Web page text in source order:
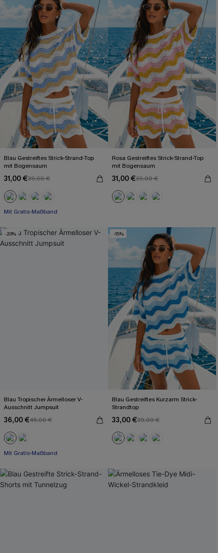
Blau Gestreiftes Strick-Strand-Top
mit Bogensaum
31,00 €39,00 €
Mit Gratis-Maßband
Rosa Gestreiftes Strick-Strand-Top
mit Bogensaum
31,00 €39,00 €
-20%
Blau Tropischer Ärmelloser V-
Ausschnitt Jumpsuit
36,00 €45,00 €
Mit Gratis-Maßband
Weites Bein
-15%
Blau Gestreiftes Kurzarm Strick-
Strandtop
33,00 €39,00 €